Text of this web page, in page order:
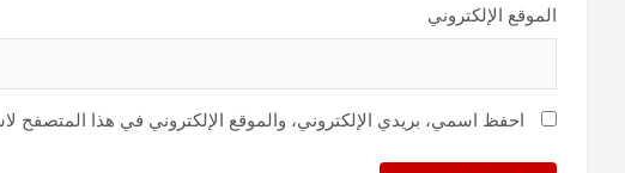
الموقع الإلكتروني
احفظ اسمي، بريدي الإلكتروني، والموقع الإلكتروني في هذا المتصفح